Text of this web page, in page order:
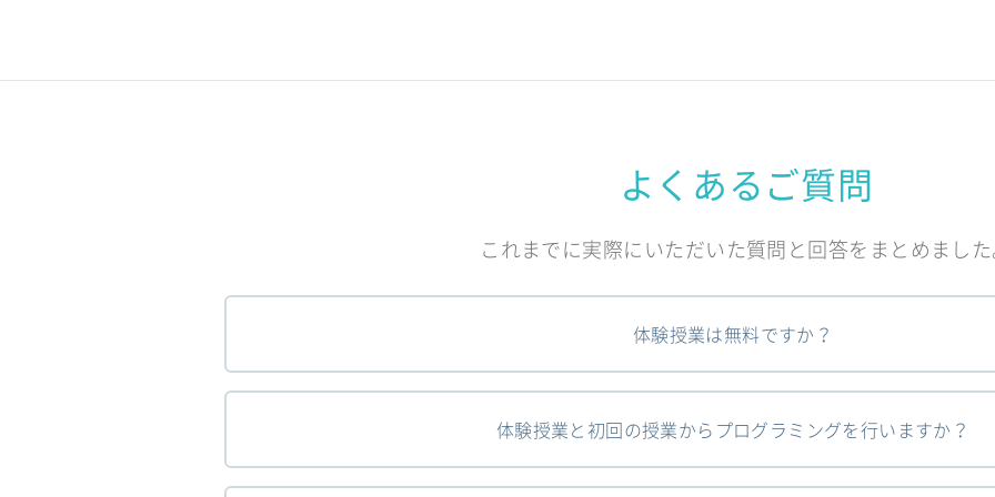
よくあるご質問
これまでに実際にいただいた質問と回答をまとめまし
体験授業は無料ですか？
体験授業と初回の授業からプログラミングを行いますか？